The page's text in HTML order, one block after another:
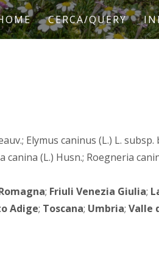
CERCA/QUERY
Elymus caninus (L.) L.
canina (L.) Husn.; Roegneria
; Friuli Venezia Giulia;
Adige; Toscana; Umbria; Valle